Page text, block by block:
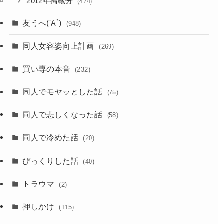
友うへ('A`) (948)
同人女容姿向上計画 (269)
買い専の本音 (232)
同人でモヤッとした話 (75)
同人で悲しくなった話 (58)
同人で冷めた話 (20)
びっくりした話 (40)
トラウマ (2)
押しかけ (115)